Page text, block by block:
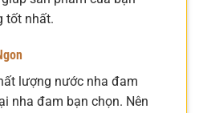
tốt nhất.
lượng nước nha đam
nha đam bạn chọn. Nên